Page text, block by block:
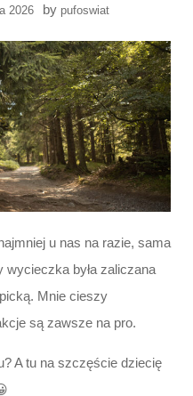
2026 by pufoswiat
u nas na razie, sama
wycieczka była zaliczana
Mnie cieszy
są zawsze na pro.
A tu na szczęście dziecię